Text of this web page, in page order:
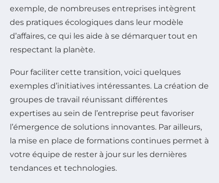
exemple, de nombreuses entreprises intègrent
des pratiques écologiques dans leur modèle
d’affaires, ce qui les aide à se démarquer tout en
respectant la planète.
Pour faciliter cette transition, voici quelques
exemples d’initiatives intéressantes. La création de
groupes de travail réunissant différentes
expertises au sein de l’entreprise peut favoriser
l’émergence de solutions innovantes. Par ailleurs,
la mise en place de formations continues permet à
votre équipe de rester à jour sur les dernières
tendances et technologies.